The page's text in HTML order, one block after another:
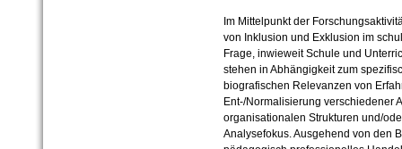
Im Mittelpunkt der
von Inklusion und Exklusion im
Frage, inwieweit Schule und
stehen in Abhängigkeit zum
biografischen Relevanzen von
Ent-/Normalisierung verschiedener
organisationalen Strukturen und/
Analysefokus. Ausgehend von den